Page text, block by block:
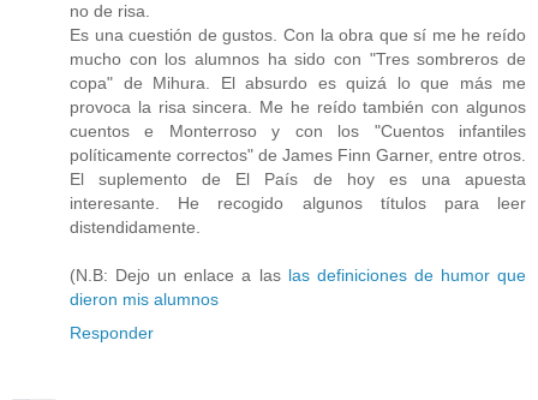
no de risa.
Es una cuestión de gustos. Con la obra que sí me he reído
mucho con los alumnos ha sido con "Tres sombreros de
copa" de Mihura. El absurdo es quizá lo que más me
provoca la risa sincera. Me he reído también con algunos
cuentos e Monterroso y con los "Cuentos infantiles
políticamente correctos" de James Finn Garner, entre otros.
El suplemento de El País de hoy es una apuesta
interesante. He recogido algunos títulos para leer
distendidamente.
(N.B: Dejo un enlace a las las definiciones de humor que
dieron mis alumnos
Responder